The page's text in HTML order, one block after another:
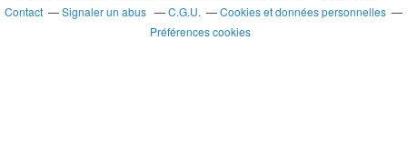
Contact
Signaler un abus C.G.U.
Cookies et données personnelles
Préférences cookies